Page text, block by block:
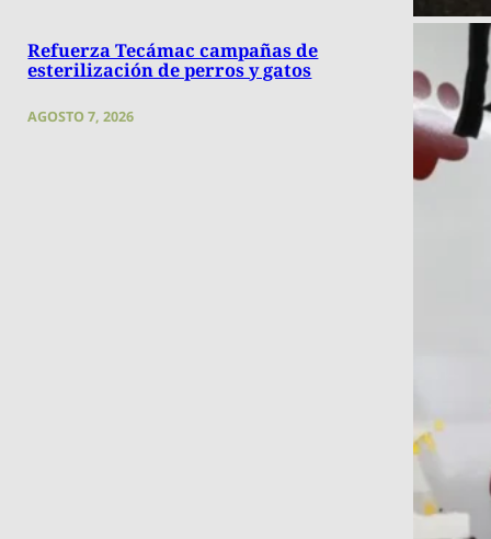
Refuerza Tecámac campañas de
esterilización de perros y gatos
AGOSTO 7, 2026